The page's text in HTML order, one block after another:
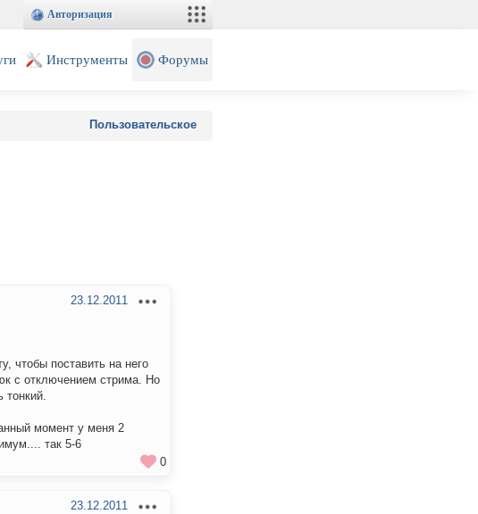
Авторизация
Инструменты Форумы
Пользовательское
23.12.2011
чтобы поставить на него
с отключением стрима. Но
тонкий.
момент у меня 2
так 5-6
0
23.12.2011